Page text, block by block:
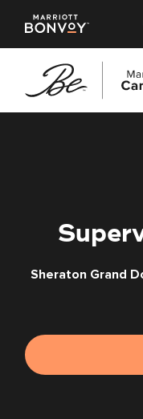
Sheraton Grand